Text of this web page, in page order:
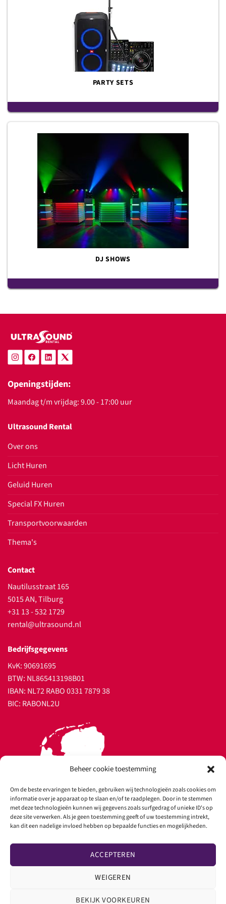
Beheer cookie toestemming
Om de beste ervaringen te bieden, gebruiken wij technologieën zoals cookies om
informatie over je apparaat op te slaan en/of te raadplegen. Door in te stemmen
met deze technologieën kunnen wij gegevens zoals surfgedrag of unieke ID's op
deze site verwerken. Als je geen toestemming geeft of uw toestemming intrekt,
kan dit een nadelige invloed hebben op bepaalde functies en mogelijkheden.
ACCEPTEREN
WEIGEREN
BEKIJK VOORKEUREN
PARTY SETS
DJ SHOWS
Openingstijden:
Maandag t/m vrijdag: 9.00 - 17:00 uur
Ultrasound Rental
Over ons
Licht Huren
Geluid Huren
Special FX Huren
Transportvoorwaarden
Thema's
Contact
Nautilusstraat 165
5015 AN, Tilburg
+31 13 - 532 1729
rental@ultrasound.nl
Bedrijfsgegevens
KvK: 90691695
BTW: NL865413198B01
IBAN: NL72 RABO 0331 7879 38
BIC: RABONL2U
Ultrasound Rental